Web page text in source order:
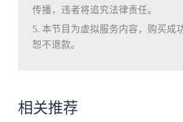
传播，违者将追究法律责任。
5. 本节目为虚拟服务内容，购买成
恕不退款。
相关推荐